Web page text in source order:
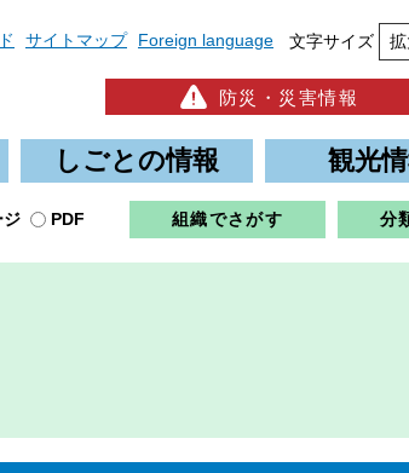
サイトマップ Foreign language 文字サイズ
防災・災害情報
しごとの情報 観光
ジ PDF 組織でさがす 分